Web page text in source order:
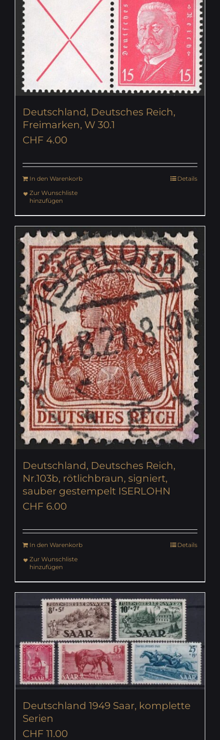
Deutschland, Deutsches Reich,
Freimarken, W 30.1
CHF 4.00
In den Warenkorb
Details
Zur Wunschliste
hinzufügen
Deutschland, Deutsches Reich,
Nr.103b, rötlichbraun, signiert,
sauber gestempelt ISERLOHN
CHF 6.00
In den Warenkorb
Details
Zur Wunschliste
hinzufügen
Deutschland 1949 Saar, komplette
Serien
CHF 11.00